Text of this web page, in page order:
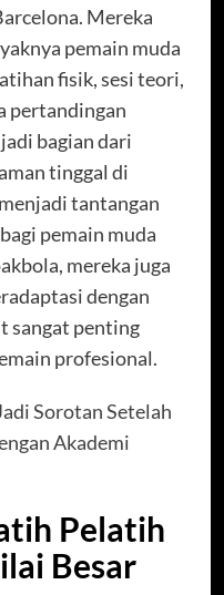
Mereka
pemain muda
fisik, sesi teori,
pertandingan
bagian dari
tinggal di
tantangan
pemain muda
mereka juga
dengan
sangat penting
profesional.
Sorotan Setelah
Akademi
Pelatih
Besar